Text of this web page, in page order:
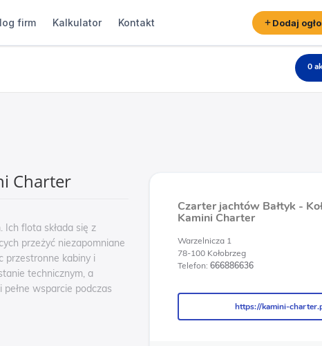
firm Kalkulator Kontakt Dodaj
0
Charter
flota składa się z
przeżyć niezapomniane
przestronne kabiny i
technicznym, a
wsparcie podczas
Czarter jachtów Bałtyk -
Kamini Charter
Warzelnicza 1
78-100 Kołobrzeg
Telefon: 666886636
https://kamini-
https://kamini-